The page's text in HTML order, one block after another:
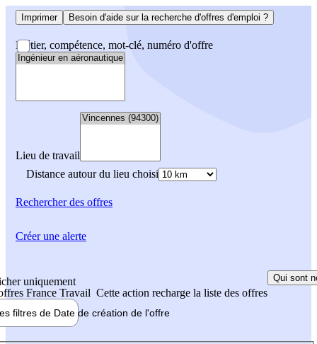
Imprimer Besoin d'aide sur la recherche d'offres d'emploi ?
Métier, compétence, mot-clé, numéro d'offre
Lieu de travail
Distance autour du lieu choisi
Rechercherdes offres
uniquement
France Travail Cette action recharge la liste des offres
Qui sont
filtres de Date de création de l'offre
Créer une alerte